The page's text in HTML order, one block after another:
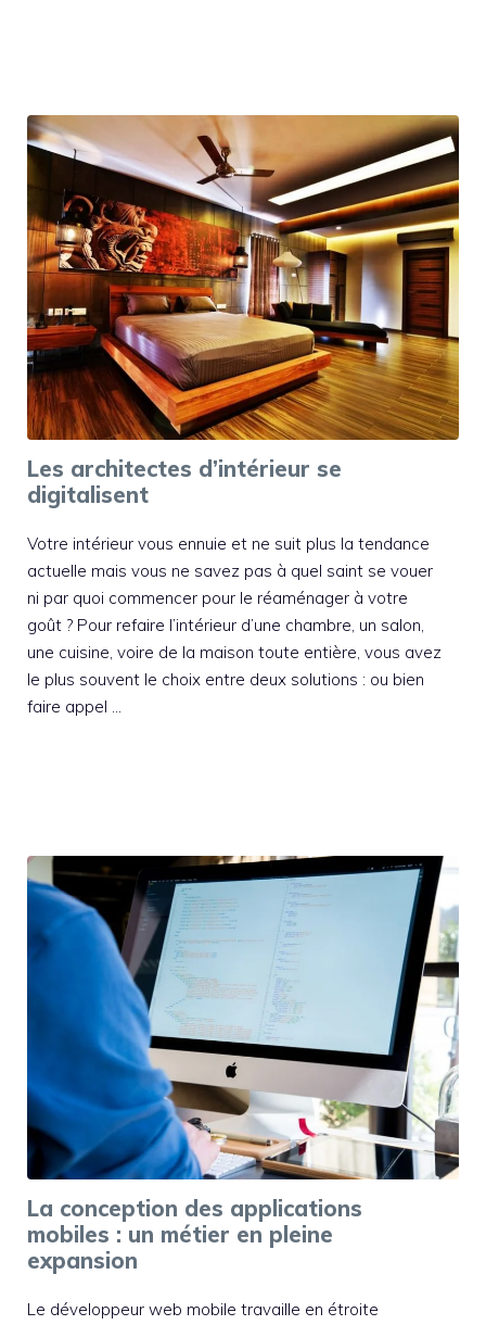
Les architectes d’intérieur se
digitalisent
Votre intérieur vous ennuie et ne suit plus la tendance
actuelle mais vous ne savez pas à quel saint se vouer
ni par quoi commencer pour le réaménager à votre
goût ? Pour refaire l’intérieur d’une chambre, un salon,
une cuisine, voire de la maison toute entière, vous avez
le plus souvent le choix entre deux solutions : ou bien
faire appel …
La conception des applications
mobiles : un métier en pleine
expansion
Le développeur web mobile travaille en étroite